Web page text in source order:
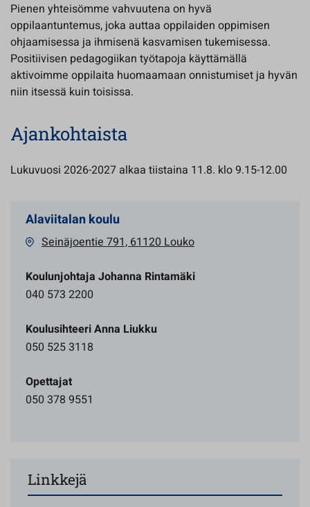
Pienen yhteisömme vahvuutena on hyvä
oppilaantuntemus, joka auttaa oppilaiden oppimisen
ohjaamisessa ja ihmisenä kasvamisen tukemisessa.
Positiivisen pedagogiikan työtapoja käyttämällä
aktivoimme oppilaita huomaamaan onnistumiset ja hyvän
niin itsessä kuin toisissa.
Ajankohtaista
Lukuvuosi 2026-2027 alkaa tiistaina 11.8. klo 9.15-12.00
Alaviitalan koulu
Seinäjoentie 791, 61120 Louko
Koulunjohtaja Johanna Rintamäki
040 573 2200
Koulusihteeri Anna Liukku
050 525 3118
Opettajat
050 378 9551
Linkkejä